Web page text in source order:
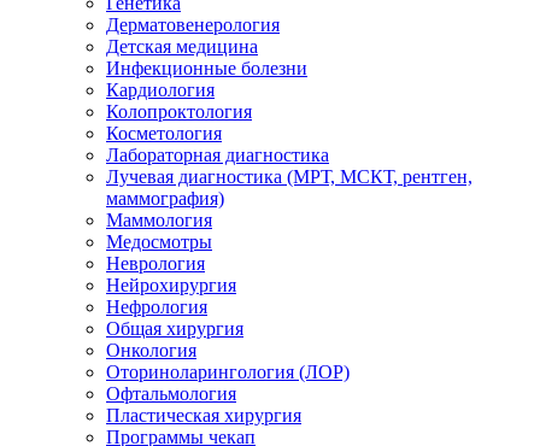
Дерматовенерология
Детская медицина
Инфекционные болезни
Кардиология
Колопроктология
Косметология
Лабораторная диагностика
Лучевая диагностика (МРТ, МСКТ, рентген,
маммография)
Маммология
Медосмотры
Неврология
Нейрохирургия
Нефрология
Общая хирургия
Онкология
Оториноларингология (ЛОР)
Офтальмология
Пластическая хирургия
Программы чекап